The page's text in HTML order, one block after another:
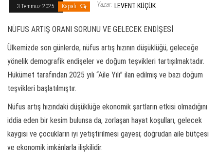
3 Temmuz 2025 Kapalı Yazar: LEVENT KÜÇÜK
NÜFUS ARTIŞ ORANI SORUNU VE GELECEK ENDİŞESİ
Ülkemizde son günlerde, nüfus artış hızının düşüklüğü, geleceğe
yönelik demografik endişeler ve doğum teşvikleri tartışılmaktadır.
Hükümet tarafından 2025 yılı “Aile Yılı” ilan edilmiş ve bazı doğum
teşvikleri başlatılmıştır.
Nüfus artış hızındaki düşüklüğe ekonomik şartların etkisi olmadığını
iddia eden bir kesim bulunsa da, zorlaşan hayat koşulları, gelecek
kaygısı ve çocukların iyi yetiştirilmesi gayesi; doğrudan aile bütçesi
ve ekonomik imkânlarla ilişkilidir.